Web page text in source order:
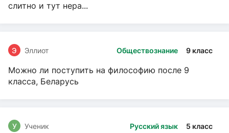
слитно и тут нера...
Обществознание 9 класс
Э Эллиот
Можно ли поступить на философию после 9
класса, Беларусь
Русский язык 5 класс
У Ученик